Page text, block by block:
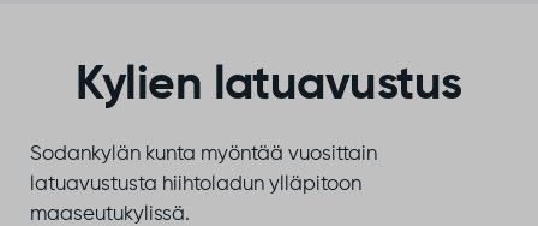
Kylien latuavustus
Sodankylän kunta myöntää vuosittain
latuavustusta hiihtoladun ylläpitoon
maaseutukylissä.